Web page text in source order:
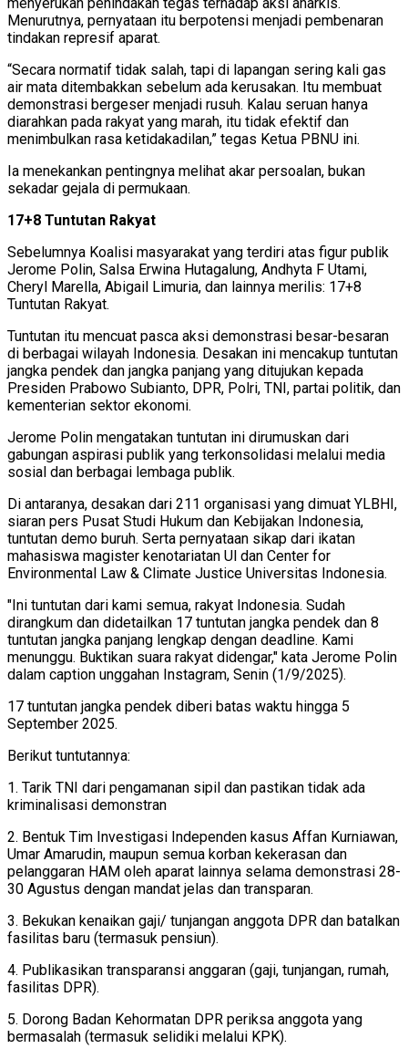
Menurutnya, pernyataan itu berpotensi menjadi pembenaran
tindakan represif aparat.
“Secara normatif tidak salah, tapi di lapangan sering kali gas
air mata ditembakkan sebelum ada kerusakan. Itu membuat
demonstrasi bergeser menjadi rusuh. Kalau seruan hanya
diarahkan pada rakyat yang marah, itu tidak efektif dan
menimbulkan rasa ketidakadilan,” tegas Ketua PBNU ini.
Ia menekankan pentingnya melihat akar persoalan, bukan
sekadar gejala di permukaan.
17+8 Tuntutan Rakyat
Sebelumnya Koalisi masyarakat yang terdiri atas figur publik
Jerome Polin, Salsa Erwina Hutagalung, Andhyta F Utami,
Cheryl Marella, Abigail Limuria, dan lainnya merilis: 17+8
Tuntutan Rakyat.
Tuntutan itu mencuat pasca aksi demonstrasi besar-besaran
di berbagai wilayah Indonesia. Desakan ini mencakup tuntutan
jangka pendek dan jangka panjang yang ditujukan kepada
Presiden Prabowo Subianto, DPR, Polri, TNI, partai politik, dan
kementerian sektor ekonomi.
Jerome Polin mengatakan tuntutan ini dirumuskan dari
gabungan aspirasi publik yang terkonsolidasi melalui media
sosial dan berbagai lembaga publik.
Di antaranya, desakan dari 211 organisasi yang dimuat YLBHI,
siaran pers Pusat Studi Hukum dan Kebijakan Indonesia,
tuntutan demo buruh. Serta pernyataan sikap dari ikatan
mahasiswa magister kenotariatan Ul dan Center for
Environmental Law & Climate Justice Universitas Indonesia.
"Ini tuntutan dari kami semua, rakyat Indonesia. Sudah
dirangkum dan didetailkan 17 tuntutan jangka pendek dan 8
tuntutan jangka panjang lengkap dengan deadline. Kami
menunggu. Buktikan suara rakyat didengar," kata Jerome Polin
dalam caption unggahan Instagram, Senin (1/9/2025).
17 tuntutan jangka pendek diberi batas waktu hingga 5
September 2025.
Berikut tuntutannya:
1. Tarik TNI dari pengamanan sipil dan pastikan tidak ada
kriminalisasi demonstran
2. Bentuk Tim Investigasi Independen kasus Affan Kurniawan,
Umar Amarudin, maupun semua korban kekerasan dan
pelanggaran HAM oleh aparat lainnya selama demonstrasi 28-
30 Agustus dengan mandat jelas dan transparan.
3. Bekukan kenaikan gaji/ tunjangan anggota DPR dan batalkan
fasilitas baru (termasuk pensiun).
4. Publikasikan transparansi anggaran (gaji, tunjangan, rumah,
fasilitas DPR).
5. Dorong Badan Kehormatan DPR periksa anggota yang
bermasalah (termasuk selidiki melalui KPK).